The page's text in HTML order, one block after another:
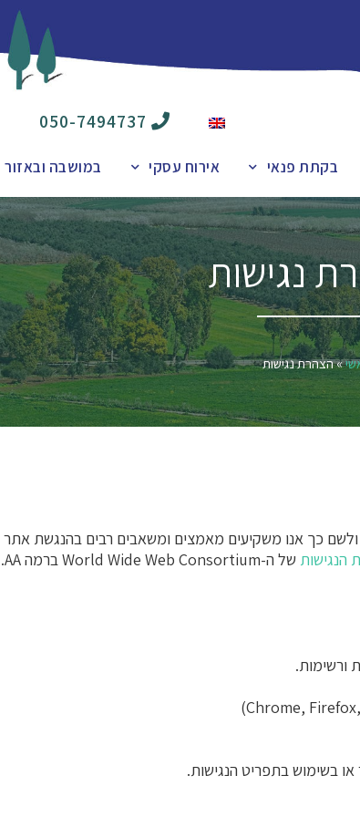
050-7494737
בקתת פנאי אירוח עסקי במושבה ובאזור
נגישות
»הצהרת נגישות
ולשם כך אנו משקיעים מאמצים ומשאבים רבים בהנגשת
הנגישות של ה-World Wide Web Consortium ברמה AA.
ורשימות.